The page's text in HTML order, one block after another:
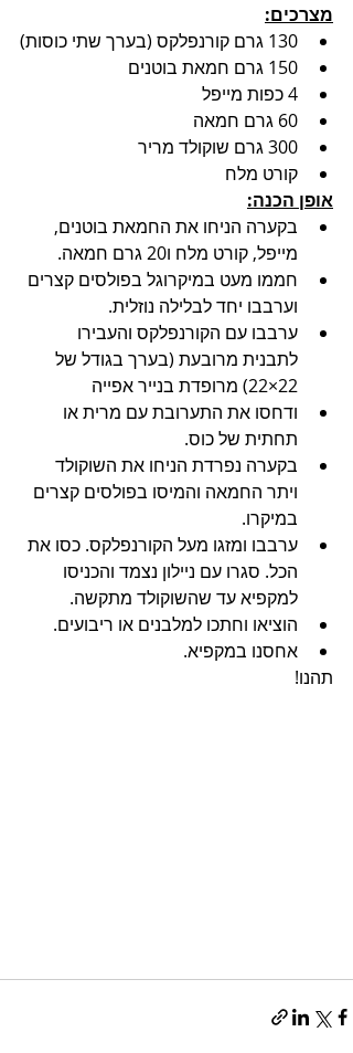
מצרכים:
130 גרם קורנפלקס (בערך שתי כוסות)
150 גרם חמאת בוטנים
4 כפות מייפל
60 גרם חמאה
300 גרם שוקולד מריר
קורט מלח
אופן הכנה:
בקערה הניחו את החמאת בוטנים,
מייפל, קורט מלח ו20 גרם חמאה.
חממו מעט במיקרוגל בפולסים קצרים
וערבבו יחד לבלילה נוזלית.
ערבבו עם הקורנפלקס והעבירו
לתבנית מרובעת (בערך בגודל של
22×22) מרופדת בנייר אפייה
ודחסו את התערובת עם מרית או
תחתית של כוס.
בקערה נפרדת הניחו את השוקולד
ויתר החמאה והמיסו בפולסים קצרים
במיקרו.
ערבבו ומזגו מעל הקורנפלקס. כסו את
הכל. סגרו עם ניילון נצמד והכניסו
למקפיא עד שהשוקולד מתקשה.
הוציאו וחתכו למלבנים או ריבועים.
אחסנו במקפיא.
תהנו!